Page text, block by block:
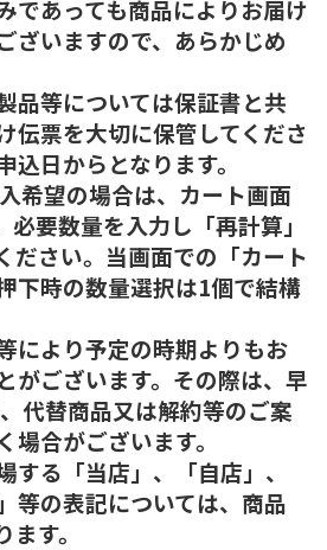
であっても商品によりお届け
ざいますので、あらかじめ
品等については保証書と共
伝票を大切に保管してくださ
込日からとなります。
希望の場合は、カート画面
要数量を入力し「再計算」
ださい。当画面での「カート
下時の数量選択は1個で結構
により予定の時期よりもお
がございます。その際は、早
代替商品又は解約等のご案
場合がございます。
る「当店」、「自店」、
等の表記については、商品
す。